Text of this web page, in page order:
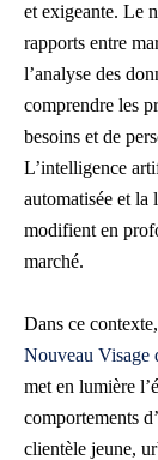
et exigeante. Le
rapports entre
l’analyse des
comprendre les
besoins et de
L’intelligence
automatisée et
modifient en
marché.
Dans ce
Nouveau Visage
met en lumière
comportements
clientèle jeune,